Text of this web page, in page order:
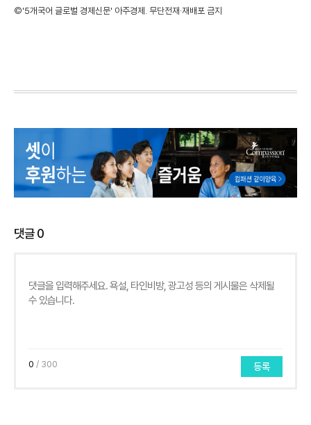
©'5개국어 글로벌 경제신문' 아주경제. 무단전재·재배포 금지
댓글0
0 / 300 등록